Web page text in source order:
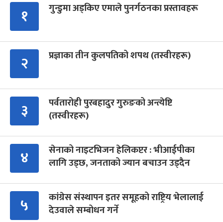
१ गुन्डुमा अड्किए एमाले पुनर्गठनका प्रस्तावहरू
२ प्रज्ञाका तीन कुलपतिको शपथ (तस्वीरहरू)
३
पर्वतारोही पुरबहादुर गुरुङको अन्त्येष्टि
(तस्वीरहरू)
४
सेनाको नाइटभिजन हेलिकप्टर : भीआईपीका
लागि उड्छ, जनताको ज्यान बचाउन उड्दैन
५
कांग्रेस संस्थापन इतर समूहको राष्ट्रिय भेलालाई
देउवाले सम्बोधन गर्ने